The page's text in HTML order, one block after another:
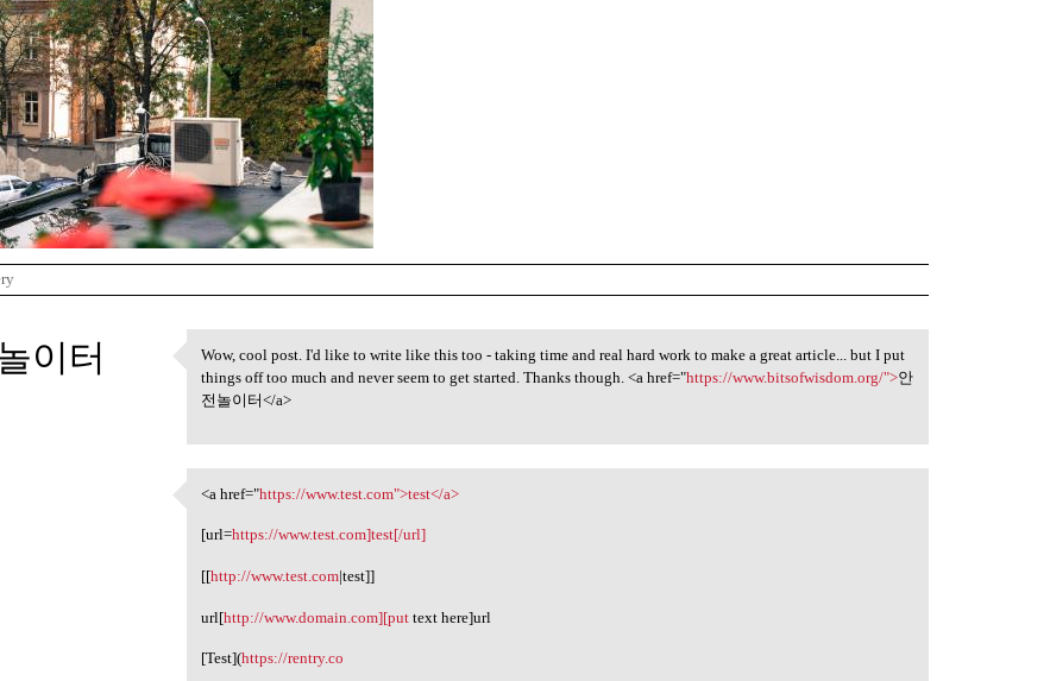
이터 Wow, cool post. I'd like to
Wow, cool post. I'd like to write like this too - taking time and real hard work to make a great article... but I put
things off too much and never seem to get started. Thanks though. <a href="https://www.bitsofwisdom.org/">안
전놀이터</a>
<a href="https://www.test.com
<a href="https://www.test.com">test</a>
[url=https://www.test.com]test[/url]
[[http://www.test.com|test]]
url[http://www.domain.com][put text here]url
[Test](https://rentry.co